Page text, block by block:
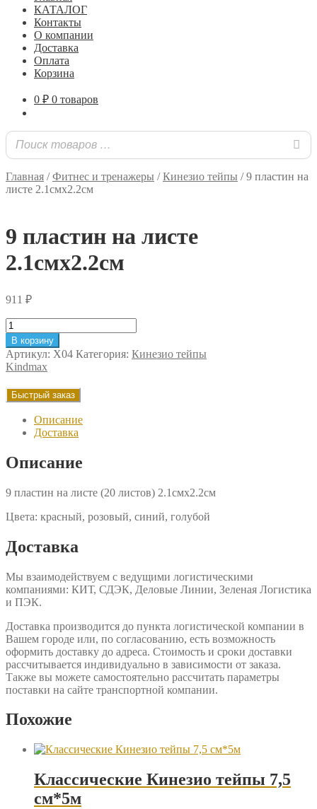
КАТАЛОГ
Контакты
О компании
Доставка
Оплата
Корзина
0 ₽ 0 товаров
Главная /Фитнес и тренажеры /Кинезио тейпы /9 пластин на
листе 2.1смх2.2см
9 пластин на листе
2.1смх2.2см
911 ₽
Количество
товара
9
пластин
на
листе
2.1смх2.2см
В корзину
Артикул: X04 Категория: Кинезио тейпы
Kindmax
Быстрый заказ
Описание
Доставка
Описание
9 пластин на листе (20 листов) 2.1смх2.2см
Цвета: красный, розовый, синий, голубой
Доставка
Мы взаимодействуем с ведущими логистическими
компаниями: КИТ, СДЭК, Деловые Линии, Зеленая Логистика
и ПЭК.
Доставка производится до пункта логистической компании в
Вашем городе или, по согласованию, есть возможность
оформить доставку до адреса. Стоимость и сроки доставки
рассчитывается индивидуально в зависимости от заказа.
Также вы можете самостоятельно рассчитать параметры
поставки на сайте транспортной компании.
Похожие
Классические Кинезио тейпы 7,5
см*5м